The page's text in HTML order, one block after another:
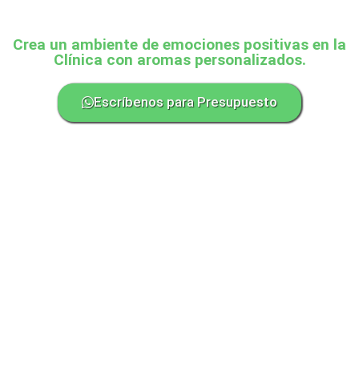
Crea un ambiente de emociones positivas en la
Clínica con aromas personalizados.
Escríbenos para Presupuesto